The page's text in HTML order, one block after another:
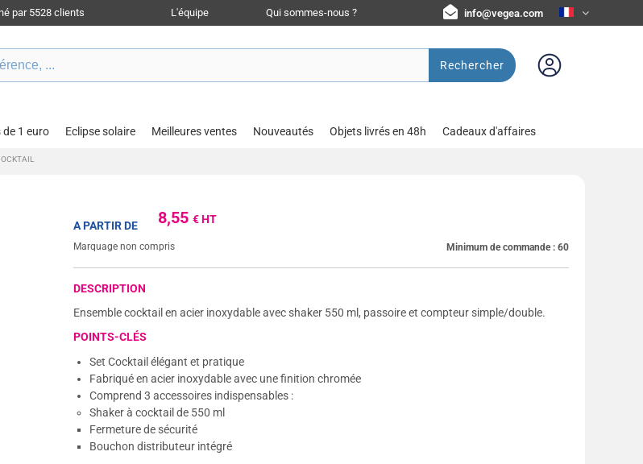
par 5528 clients L'équipe Qui sommes-nous ? info@vegea.com
Rechercher
de 1 euro Eclipse solaire Meilleures ventes Nouveautés Objets livrés en 48h Cadeaux d'affaires
8,55€ HT
A PARTIR DE
Marquage non compris Minimum de commande : 60
DESCRIPTION
Ensemble cocktail en acier inoxydable avec shaker 550 ml, passoire et compteur simple/double.
POINTS-CLÉS
Set Cocktail élégant et pratique
Fabriqué en acier inoxydable avec une finition chromée
Comprend 3 accessoires indispensables :
Shaker à cocktail de 550 ml
Fermeture de sécurité
Bouchon distributeur intégré